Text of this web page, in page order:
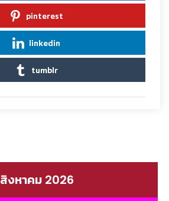
pinterest
linkedin
tumblr
สิงหาคม 2026